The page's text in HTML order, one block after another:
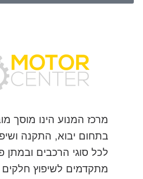
מרכז המנוע הינו מוסך
בתחום יבוא, התקנה
לכל סוגי הרכבים ובמתן
מתקדמים לשיפוץ חלקים